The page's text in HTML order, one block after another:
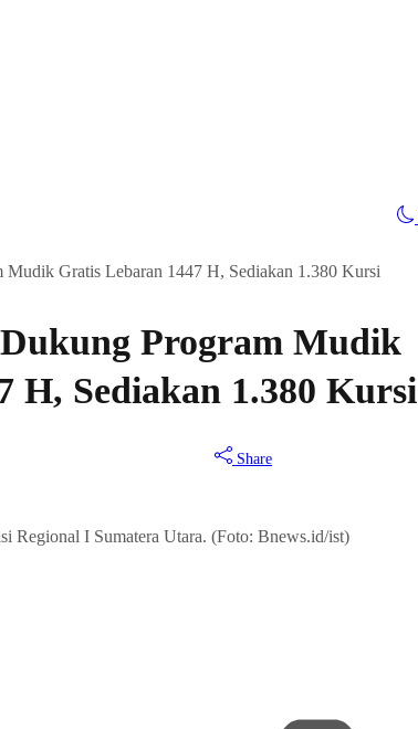
Gratis Lebaran 1447 H, Sediakan 1.380 Kursi
Program Mudik
H, Sediakan 1.380 Kursi
Share
Regional I Sumatera Utara. (Foto: Bnews.id/ist)